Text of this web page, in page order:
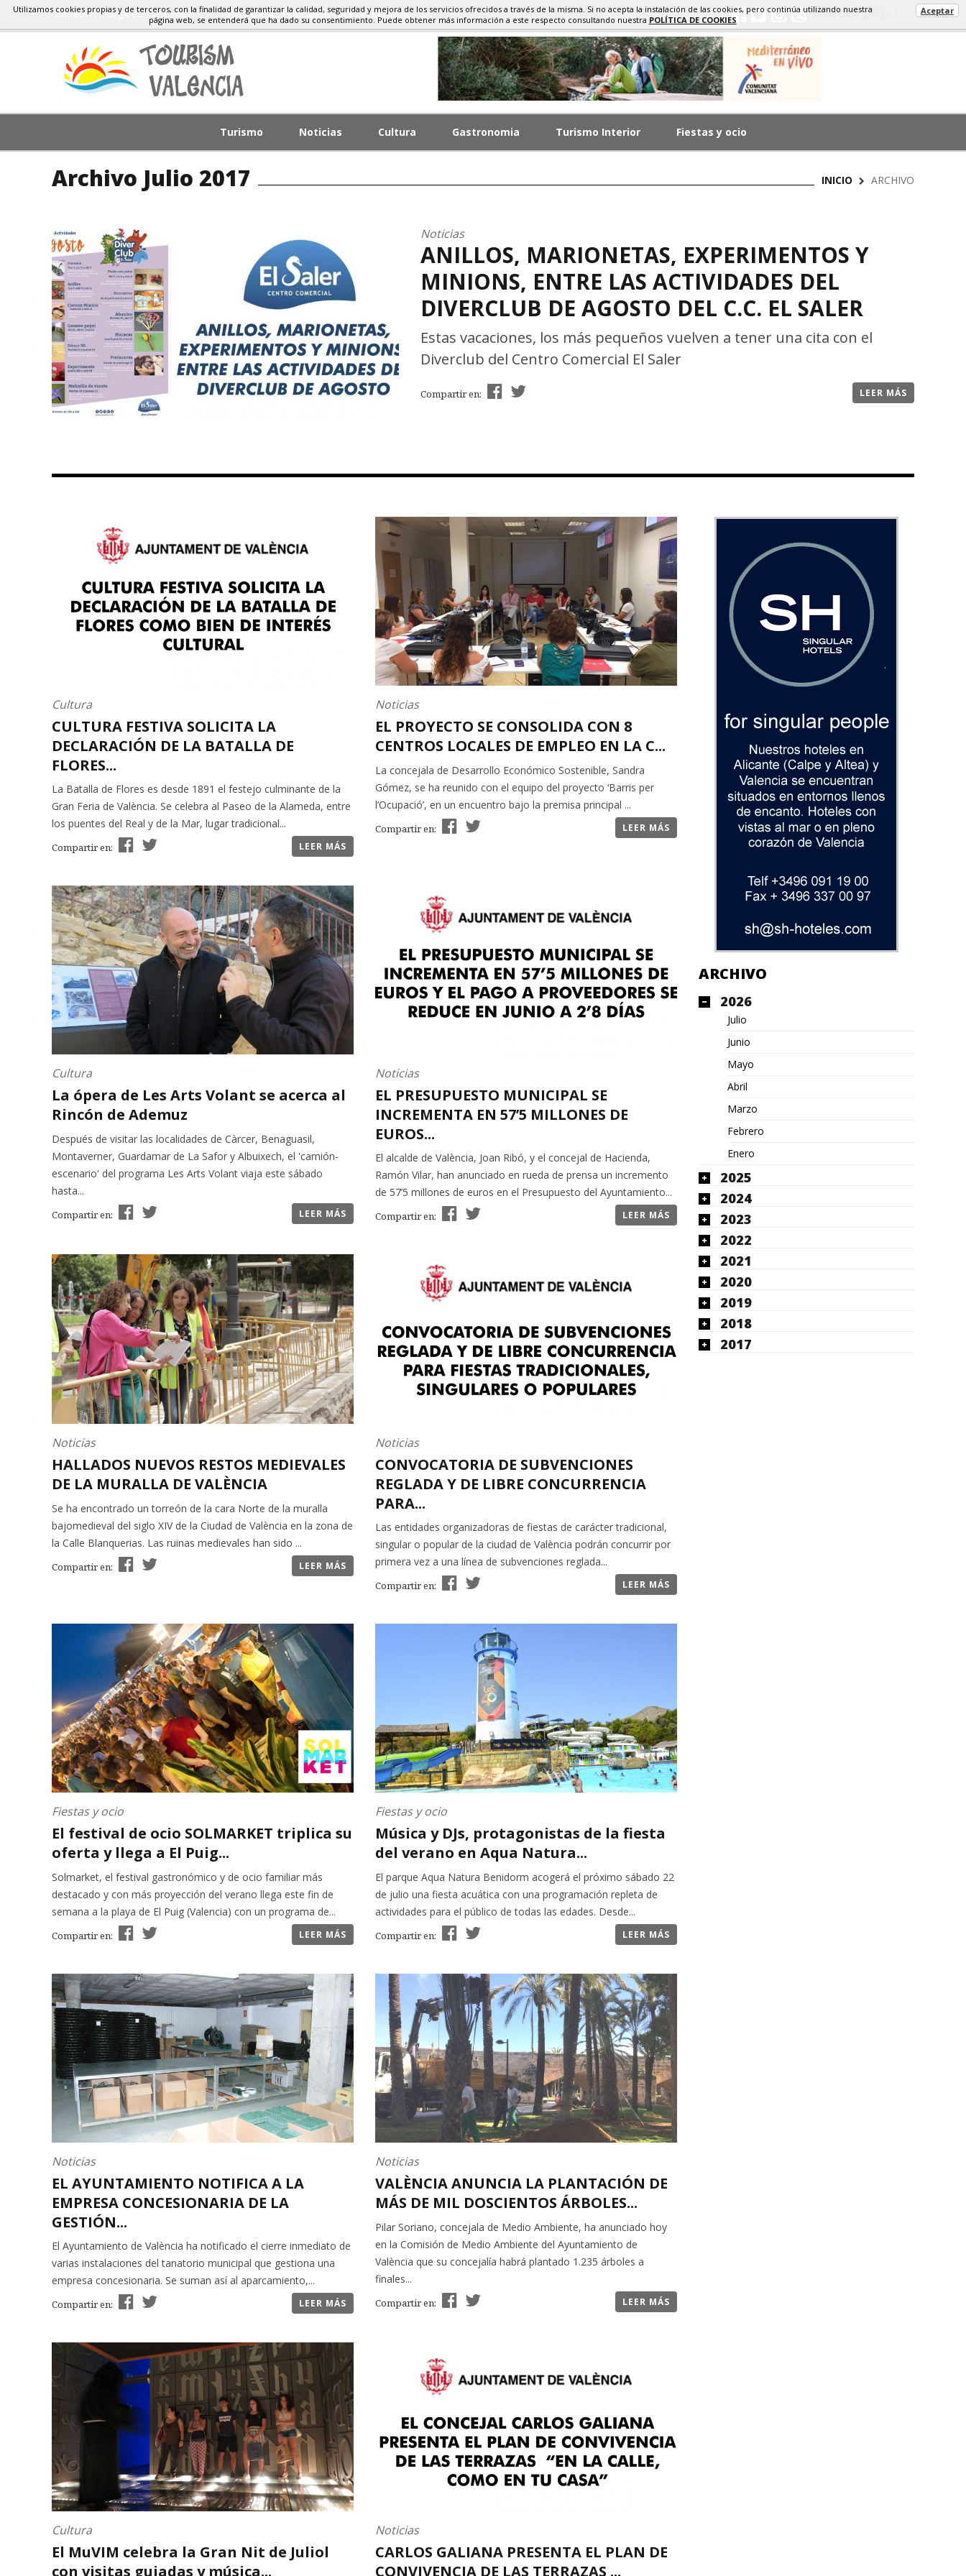
Situacion Lugares El Tiempo HISTORIA, TURISMO, GASTRONOMÍA Select Language
Turismo Noticias Cultura Gastronomia Turismo Interior Fiestas y ocio
Archivo Julio 2017 INICIO ARCHIVO
Noticias
ANILLOS, MARIONETAS, EXPERIMENTOS Y
MINIONS, ENTRE LAS ACTIVIDADES DEL
DIVERCLUB DE AGOSTO DEL C.C. EL SALER
Estas vacaciones, los más pequeños vuelven a tener una cita con el
Diverclub del Centro Comercial El Saler
Compartir en: LEER MÁS
Cultura
CULTURA FESTIVA SOLICITA LA
DECLARACIÓN DE LA BATALLA DE
FLORES...
La Batalla de Flores es desde 1891 el festejo culminante de la
Gran Feria de València. Se celebra al Paseo de la Alameda, entre
los puentes del Real y de la Mar, lugar tradicional...
Compartir en: LEER MÁS
Noticias
EL PROYECTO SE CONSOLIDA CON 8
CENTROS LOCALES DE EMPLEO EN LA C...
La concejala de Desarrollo Económico Sostenible, Sandra
Gómez, se ha reunido con el equipo del proyecto ‘Barris per
l’Ocupació’, en un encuentro bajo la premisa principal ...
Compartir en: LEER MÁS
Cultura
La ópera de Les Arts Volant se acerca al
Rincón de Ademuz
Después de visitar las localidades de Càrcer, Benaguasil,
Montaverner, Guardamar de La Safor y Albuixech, el 'camión-
escenario' del programa Les Arts Volant viaja este sábado
hasta...
Compartir en: LEER MÁS
Noticias
EL PRESUPUESTO MUNICIPAL SE
INCREMENTA EN 57’5 MILLONES DE
EUROS...
El alcalde de València, Joan Ribó, y el concejal de Hacienda,
Ramón Vilar, han anunciado en rueda de prensa un incremento
de 57’5 millones de euros en el Presupuesto del Ayuntamiento...
Compartir en: LEER MÁS
Noticias
HALLADOS NUEVOS RESTOS MEDIEVALES
DE LA MURALLA DE VALÈNCIA
Se ha encontrado un torreón de la cara Norte de la muralla
bajomedieval del siglo XIV de la Ciudad de València en la zona de
la Calle Blanquerias. Las ruinas medievales han sido ...
Compartir en: LEER MÁS
Noticias
CONVOCATORIA DE SUBVENCIONES
REGLADA Y DE LIBRE CONCURRENCIA
PARA...
Las entidades organizadoras de fiestas de carácter tradicional,
singular o popular de la ciudad de València podrán concurrir por
primera vez a una línea de subvenciones reglada...
Compartir en: LEER MÁS
Fiestas y ocio
El festival de ocio SOLMARKET triplica su
oferta y llega a El Puig...
Solmarket, el festival gastronómico y de ocio familiar más
destacado y con más proyección del verano llega este fin de
semana a la playa de El Puig (Valencia) con un programa de...
Compartir en: LEER MÁS
Fiestas y ocio
Música y DJs, protagonistas de la fiesta
del verano en Aqua Natura...
El parque Aqua Natura Benidorm acogerá el próximo sábado 22
de julio una fiesta acuática con una programación repleta de
actividades para el público de todas las edades. Desde...
Compartir en: LEER MÁS
Noticias
EL AYUNTAMIENTO NOTIFICA A LA
EMPRESA CONCESIONARIA DE LA
GESTIÓN...
El Ayuntamiento de València ha notificado el cierre inmediato de
varias instalaciones del tanatorio municipal que gestiona una
empresa concesionaria. Se suman así al aparcamiento,...
Compartir en: LEER MÁS
Noticias
VALÈNCIA ANUNCIA LA PLANTACIÓN DE
MÁS DE MIL DOSCIENTOS ÁRBOLES...
Pilar Soriano, concejala de Medio Ambiente, ha anunciado hoy
en la Comisión de Medio Ambiente del Ayuntamiento de
València que su concejalía habrá plantado 1.235 árboles a
finales...
Compartir en: LEER MÁS
Cultura
El MuVIM celebra la Gran Nit de Juliol
con visitas guiadas y música...
Noticias
CARLOS GALIANA PRESENTA EL PLAN DE
CONVIVENCIA DE LAS TERRAZAS ...
ARCHIVO
2026
Julio
Junio
Mayo
Abril
Marzo
Febrero
Enero
2025
2024
2023
2022
2021
2020
2019
2018
2017
Utilizamos cookies propias y de terceros, con la finalidad de garantizar la calidad, seguridad y mejora de los servicios ofrecidos a través de la misma. Si no acepta la instalación de las cookies, pero continúa utilizando nuestra
página web, se entenderá que ha dado su consentimiento. Puede obtener más información a este respecto consultando nuestra POLÍTICA DE COOKIES
Aceptar